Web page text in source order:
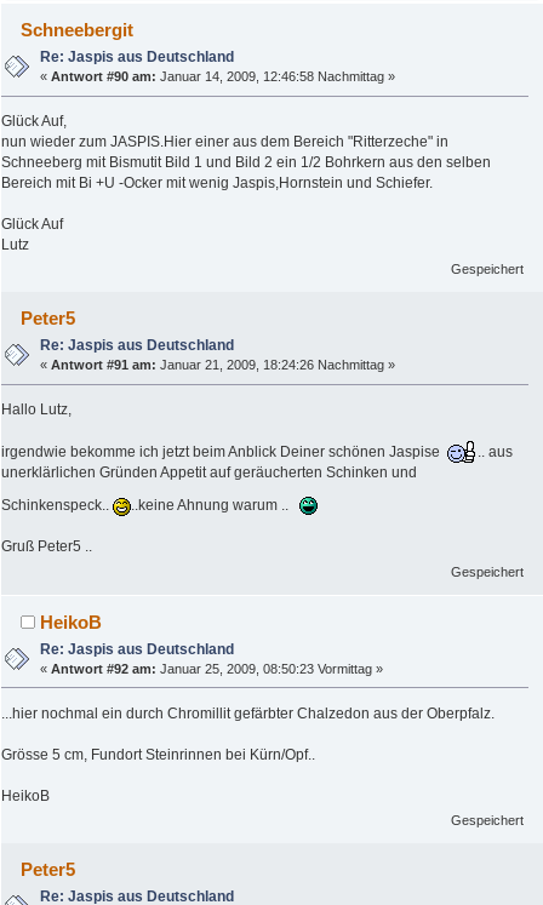
(Gelesen 59115 mal)
Schneebergit
Re: Jaspis aus Deutschland
«Antwort #90 am: Januar 14, 2009, 12:46:58 Nachmittag »
Glück Auf,
nun wieder zum JASPIS.Hier einer aus dem Bereich "Ritterzeche" in
Schneeberg mit Bismutit Bild 1 und Bild 2 ein 1/2 Bohrkern aus den selben
Bereich mit Bi +U -Ocker mit wenig Jaspis,Hornstein und Schiefer.
Glück Auf
Lutz
Gespeichert
Peter5
Re: Jaspis aus Deutschland
«Antwort #91 am: Januar 21, 2009, 18:24:26 Nachmittag »
Hallo Lutz,
irgendwie bekomme ich jetzt beim Anblick Deiner schönen Jaspise
.. aus
unerklärlichen Gründen Appetit auf geräucherten Schinken und
Schinkenspeck..
..keine Ahnung warum ..
Gruß Peter5 ..
Gespeichert
HeikoB
Re: Jaspis aus Deutschland
«Antwort #92 am: Januar 25, 2009, 08:50:23 Vormittag »
...hier nochmal ein durch Chromillit gefärbter Chalzedon aus der Oberpfalz.
Grösse 5 cm, Fundort Steinrinnen bei Kürn/Opf..
HeikoB
Gespeichert
Peter5
Re: Jaspis aus Deutschland